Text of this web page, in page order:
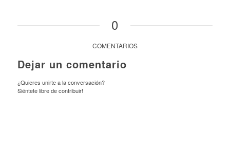
0
COMENTARIOS
Dejar un comentario
¿Quieres unirte a la conversación?
Siéntete libre de contribuir!